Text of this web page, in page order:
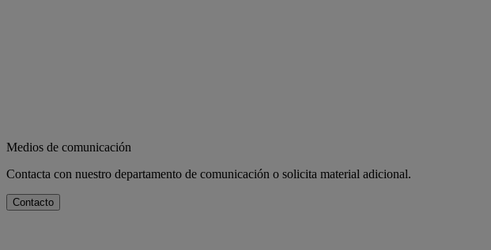
Medios de comunicación
Contacta con nuestro departamento de comunicación o solicita material adicional.
Contacto